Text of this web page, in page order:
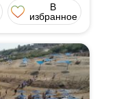
В
избранное